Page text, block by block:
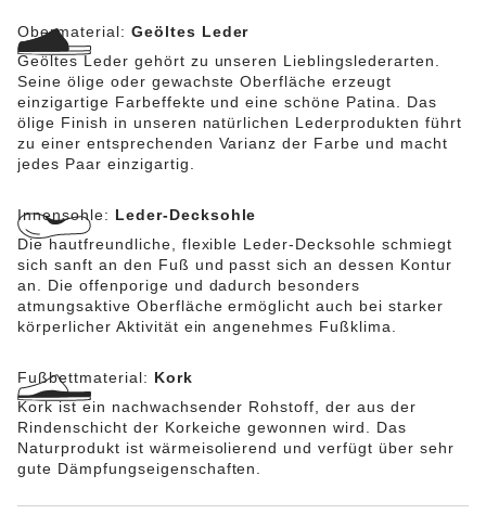
Obermaterial: Geöltes Leder
Geöltes Leder gehört zu unseren Lieblingslederarten.
Seine ölige oder gewachste Oberfläche erzeugt
einzigartige Farbeffekte und eine schöne Patina. Das
ölige Finish in unseren natürlichen Lederprodukten führt
zu einer entsprechenden Varianz der Farbe und macht
jedes Paar einzigartig.
Innensohle: Leder-Decksohle
Die hautfreundliche, flexible Leder-Decksohle schmiegt
sich sanft an den Fuß und passt sich an dessen Kontur
an. Die offenporige und dadurch besonders
atmungsaktive Oberfläche ermöglicht auch bei starker
körperlicher Aktivität ein angenehmes Fußklima.
Fußbettmaterial: Kork
Kork ist ein nachwachsender Rohstoff, der aus der
Rindenschicht der Korkeiche gewonnen wird. Das
Naturprodukt ist wärmeisolierend und verfügt über sehr
gute Dämpfungseigenschaften.